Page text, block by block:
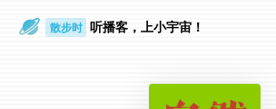
散步时 听播客，上小宇宙！